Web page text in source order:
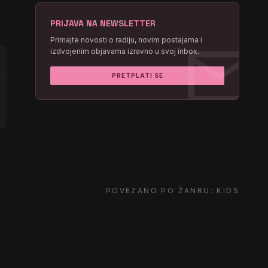
mail
PRIJAVA NA NEWSLETTER
Primajte novosti o radiju, novim postajama i
izdvojenim objavama izravno u svoj inbox.
PRETPLATI SE
POVEZANO PO ŽANRU: KIDS